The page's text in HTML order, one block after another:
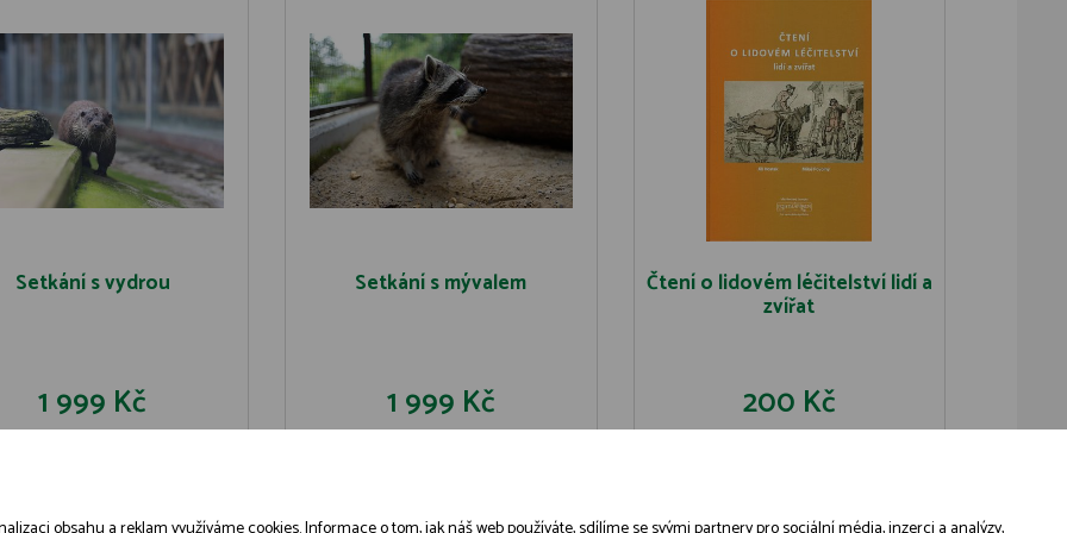
Setkání s vydrou
1 999 Kč
Setkání s mývalem
1 999 Kč
Čtení o lidovém léčitelství lidí a
zvířat
200 Kč